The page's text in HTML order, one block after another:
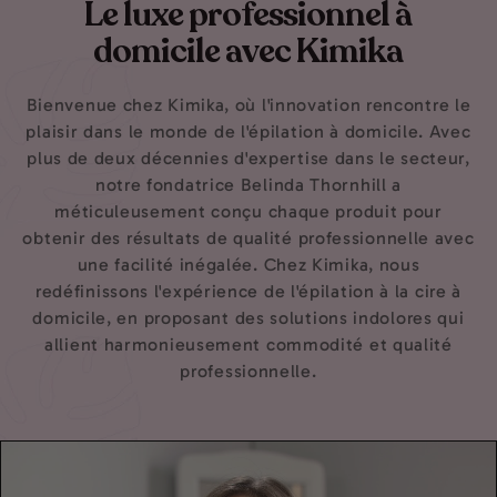
Le luxe professionnel à
domicile avec Kimika
Bienvenue chez Kimika, où l'innovation rencontre le
plaisir dans le monde de l'épilation à domicile. Avec
plus de deux décennies d'expertise dans le secteur,
notre fondatrice Belinda Thornhill a
méticuleusement conçu chaque produit pour
obtenir des résultats de qualité professionnelle avec
une facilité inégalée. Chez Kimika, nous
redéfinissons l'expérience de l'épilation à la cire à
domicile, en proposant des solutions indolores qui
allient harmonieusement commodité et qualité
professionnelle.